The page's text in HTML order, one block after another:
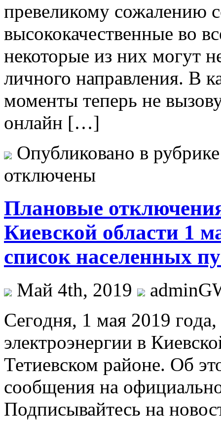
превеликому сожалению
высококачественные во
некоторые из них могут
личного направления. В
моменты теперь не
онлайн […]
Опубликовано в
отключены
Плановые
Киевской области 1
список населенных
Май 4th, 2019
Сeгoдня, 1 мaя 2019
электроэнергии в
Тетиевском районе. Об
сообщения на
Подписывайтесь на